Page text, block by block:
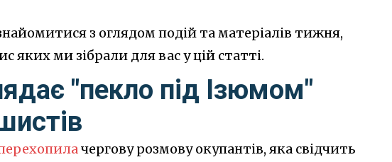
з оглядом подій та матеріалів тижня,
яких ми зібрали для вас у цій статті.
"пекло під Ізюмом"
чергову розмову окупантів, яка свідчить